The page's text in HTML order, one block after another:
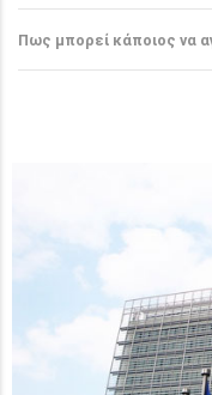
νομίσματα.
READ MORE
Το bitcoin είναι μια
οποία τώρα αρχίζει
μερίδα του
Πως μπορεί κάποιος να
Μπορείτε να
READ MORE